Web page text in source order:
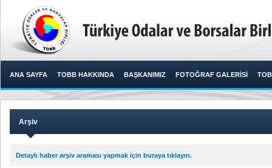
ANA SAYFA TOBB HAKKINDA BAŞKANIMIZ FOTOĞRAF GALERİSİ
Arşiv
Detaylı haber arşiv araması yapmak için buraya tıklayın.